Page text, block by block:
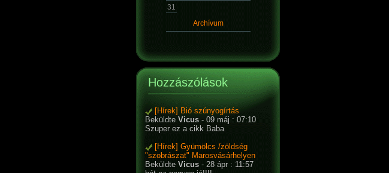
31
Archívum
Hozzászólások
[Hírek] Bió szúnyogírtás
Beküldte Vicus - 09 máj : 07:10
Szuper ez a cikk Baba
[Hírek] Gyümölcs /zöldség
"szobrászat" Marosvásárhelyen
Beküldte Vicus - 28 ápr : 11:57